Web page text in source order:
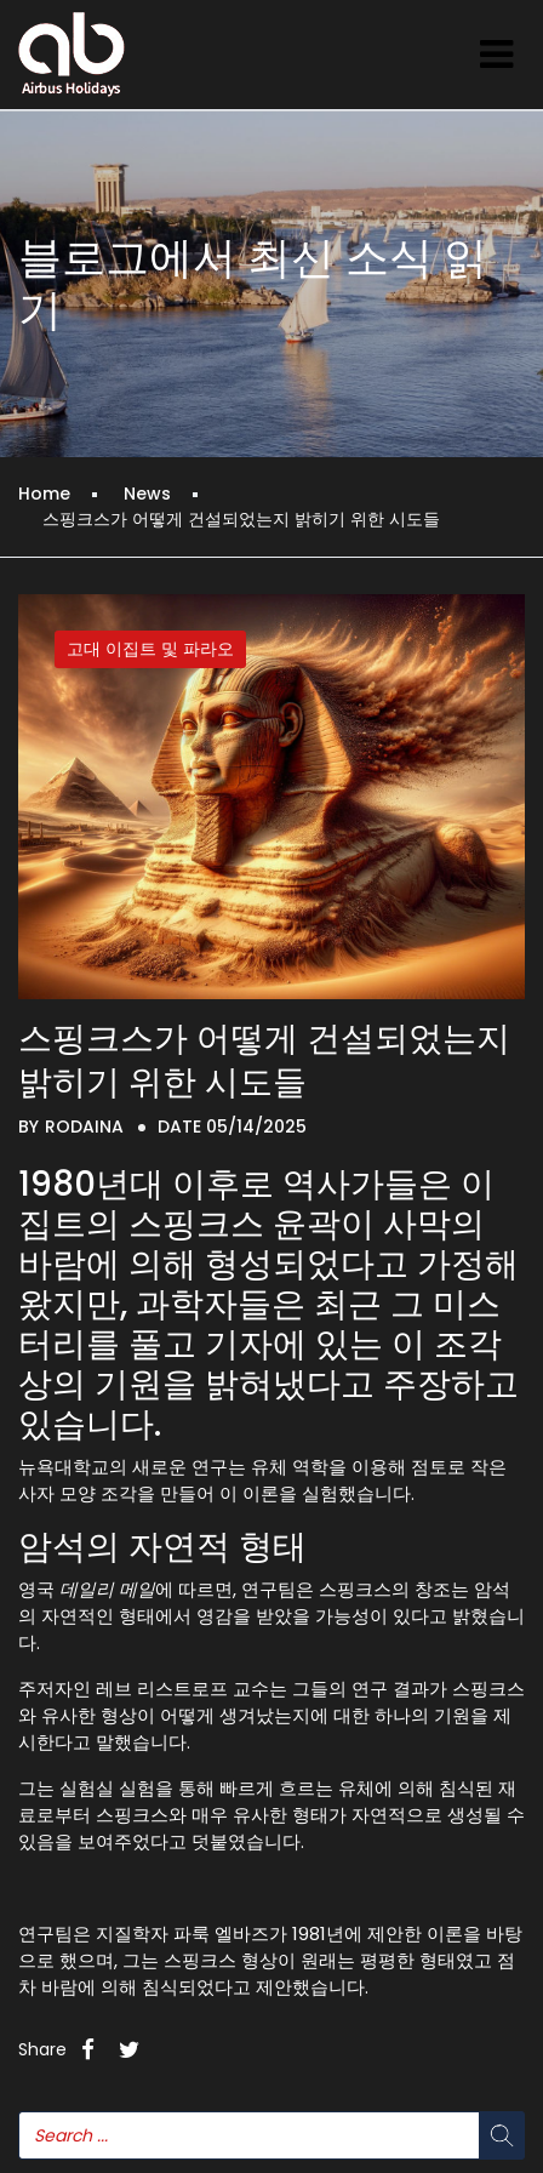
블로그에서 최신 소식 읽
기
Home
News
스핑크스가 어떻게 건설되었는지 밝히기 위한 시도들
고대 이집트 및 파라오
스핑크스가 어떻게 건설되었는지
밝히기 위한 시도들
BY RODAINA DATE 05/14/2025
1980년대 이후로 역사가들은 이
집트의 스핑크스 윤곽이 사막의
바람에 의해 형성되었다고 가정해
왔지만, 과학자들은 최근 그 미스
터리를 풀고 기자에 있는 이 조각
상의 기원을 밝혀냈다고 주장하고
있습니다.
뉴욕대학교의 새로운 연구는 유체 역학을 이용해 점토로 작은
사자 모양 조각을 만들어 이 이론을 실험했습니다.
암석의 자연적 형태
영국 데일리 메일에 따르면, 연구팀은 스핑크스의 창조는 암석
의 자연적인 형태에서 영감을 받았을 가능성이 있다고 밝혔습니
다.
주저자인 레브 리스트로프 교수는 그들의 연구 결과가 스핑크스
와 유사한 형상이 어떻게 생겨났는지에 대한 하나의 기원을 제
시한다고 말했습니다.
그는 실험실 실험을 통해 빠르게 흐르는 유체에 의해 침식된 재
료로부터 스핑크스와 매우 유사한 형태가 자연적으로 생성될 수
있음을 보여주었다고 덧붙였습니다.
연구팀은 지질학자 파룩 엘바즈가 1981년에 제안한 이론을 바탕
으로 했으며, 그는 스핑크스 형상이 원래는 평평한 형태였고 점
차 바람에 의해 침식되었다고 제안했습니다.
Share